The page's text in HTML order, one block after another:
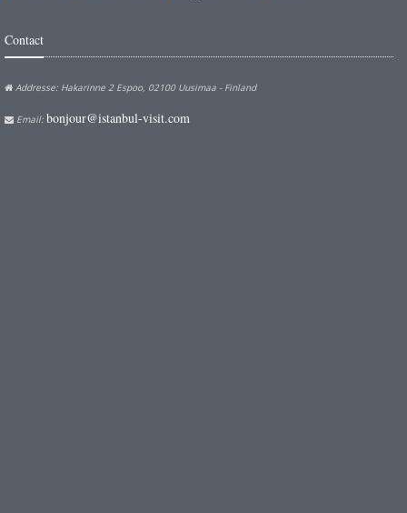
Contact
Addresse: Hakarinne 2 Espoo, 02100 Uusimaa - Finland
Email: bonjour@istanbul-visit.com